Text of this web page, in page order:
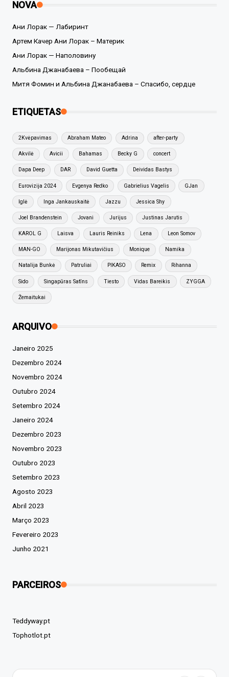
NOVA
Ани Лорак — Лабиринт
Артем Качер Ани Лорак – Материк
Ани Лорак — Наполовину
Альбина Джанабаева – Пообещай
Митя Фомин и Альбина Джанабаева – Спасибо, сердце
ETIQUETAS
2Kvėpavimas Abraham Mateo Adrina after-party
Akvilė Avicii Bahamas Becky G concert
Dapa Deep DAR David Guetta Deividas Bastys
Eurovizija 2024 Evgenya Redko Gabrielius Vagelis GJan
Iglė Inga Jankauskaitė Jazzu Jessica Shy
Joel Brandenstein Jovani Jurijus Justinas Jarutis
KAROL G Laisva Lauris Reiniks Lena Leon Somov
MAN-GO Marijonas Mikutavičius Monique Namika
Natalija Bunkė Patruliai PIKASO Remix Rihanna
Sido Singapūras Satīns Tiesto Vidas Bareikis ZYGGA
Žemaitukai
ARQUIVO
Janeiro 2025
Dezembro 2024
Novembro 2024
Outubro 2024
Setembro 2024
Janeiro 2024
Dezembro 2023
Novembro 2023
Outubro 2023
Setembro 2023
Agosto 2023
Abril 2023
Março 2023
Fevereiro 2023
Junho 2021
PARCEIROS
Teddyway.pt
Tophotlot.pt